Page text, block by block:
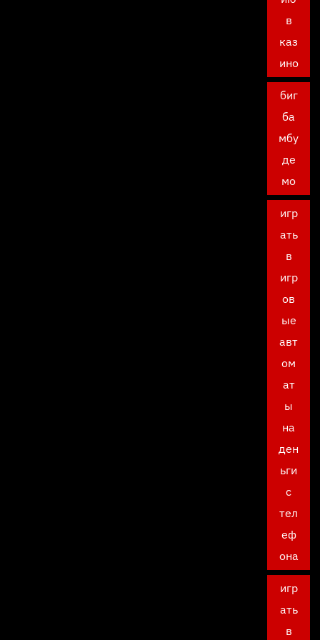
в
каз
ино
биг
ба
мбу
де
мо
игр
ать
в
игр
ов
ые
авт
ом
ат
ы
на
ден
ьги
с
тел
еф
она
игр
ать
в